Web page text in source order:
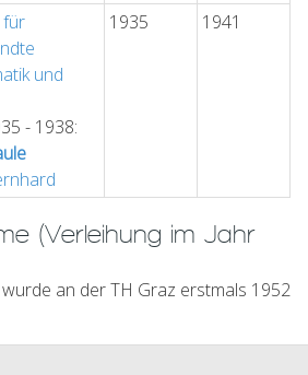
für
und
- 1938:
1935 1941
(Verleihung im Jahr
an der TH Graz erstmals 1952